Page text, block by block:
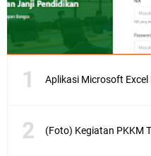
(Foto) Kegiatan PKKM